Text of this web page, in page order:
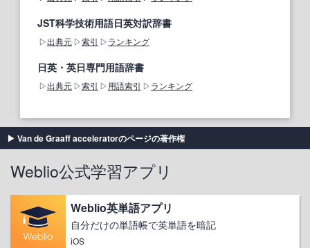
JST科学技術用語日英対訳辞書
出典元 索引 ランキング
日英・英日専門用語辞書
出典元 索引 用語索引 ランキング
Van de Graaff acceleratorのページの著作権
Weblio公式学習アプリ
Weblio英単語アプリ
自分だけの単語帳で英単語を暗記
iOS